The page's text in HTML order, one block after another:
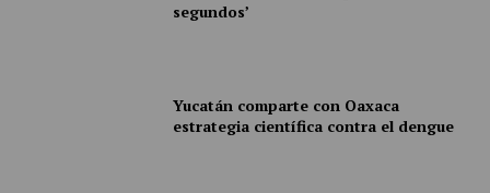
segundos’
Yucatán comparte con Oaxaca
estrategia científica contra el dengue